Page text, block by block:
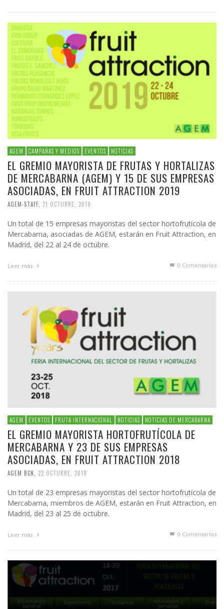
AGEM CAMPAÑAS Y MEDIOS EVENTOS NOTICIAS
EL GREMIO MAYORISTA DE FRUTAS Y HORTALIZAS
DE MERCABARNA (AGEM) Y 15 DE SUS EMPRESAS
ASOCIADAS, EN FRUIT ATTRACTION 2019
AGEM-STAFF 21 OCTUBRE, 2019
Un total de 15 empresas mayoristas del sector hortofrutícola de
Mercabarna, asociadas de AGEM, estarán en Fruit Attraction, en
Madrid, del 22 al 24 de octubre.
Leer más 0 Comentarios
AGEM EVENTOS FRUTA INTERNACIONAL NOTICIAS NOTICIAS DE MERCABARNA
EL GREMIO MAYORISTA HORTOFRUTÍCOLA DE
MERCABARNA Y 23 DE SUS EMPRESAS
ASOCIADAS, EN FRUIT ATTRACTION 2018
AGEM BCN 22 OCTUBRE, 2018
Un total de 23 empresas mayoristas del sector hortofrutícola de
Mercabarna, miembros de AGEM, estarán en Fruit Attraction, en
Madrid, del 23 al 25 de octubre.
Leer más 0 Comentarios